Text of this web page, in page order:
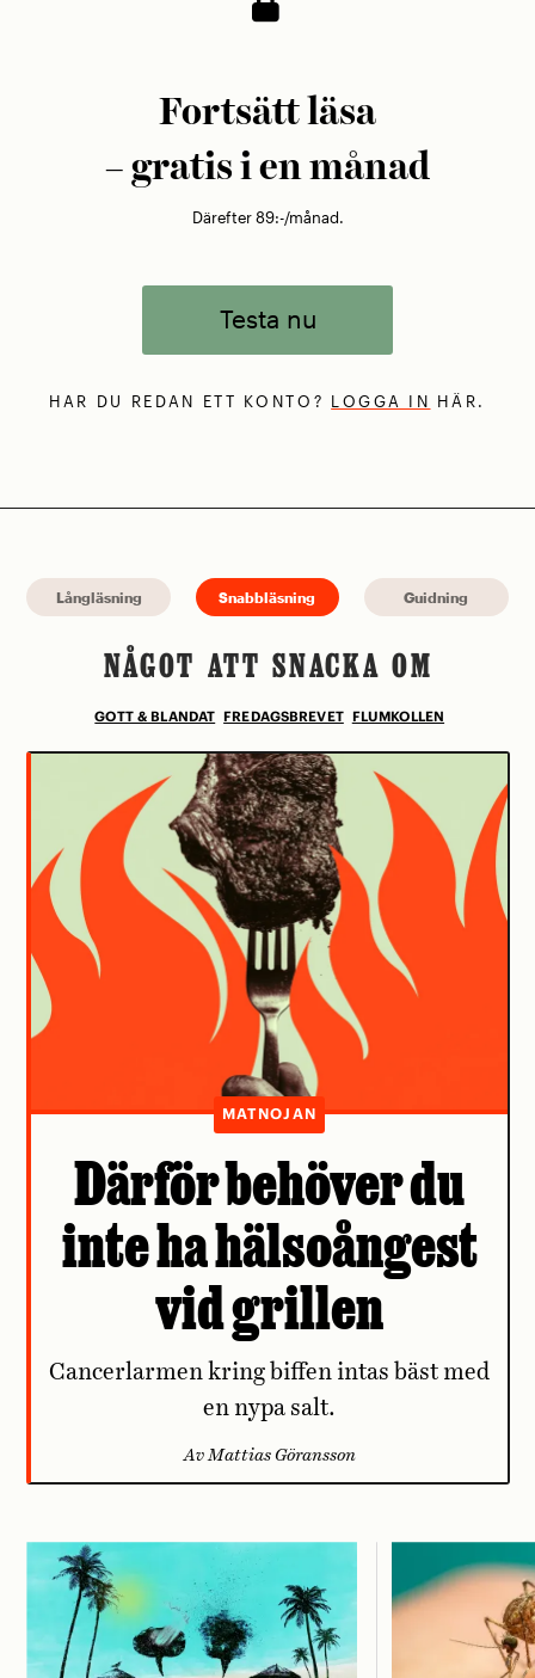
Fortsätt läsa
– gratis i en månad
Därefter 89:-/månad.
Testa nu
HAR DU REDAN ETT KONTO? LOGGA IN HÄR.
Långläsning Snabbläsning Guidning
NÅGOT ATT SNACKA OM
GOTT & BLANDAT FREDAGSBREVET FLUMKOLLEN
MATNOJAN
Därför behöver du
inte ha hälsoångest
vid grillen
Cancerlarmen kring biffen intas bäst med
en nypa salt.
Av Mattias Göransson